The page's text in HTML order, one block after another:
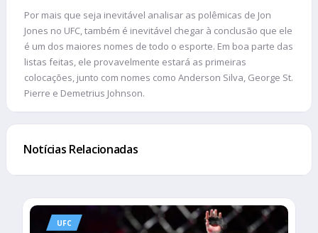
Por mais que seja inevitável analisar as polêmicas de Jon
Jones no UFC, também é inevitável chegar à conclusão que ele
é um dos maiores nomes de todo o esporte. Em boa parte das
listas feitas, ele provavelmente estará as primeiras
colocações, junto com nomes como Anderson Silva, George St.
Pierre e Demetrius Johnson.
Notícias Relacionadas
UFC